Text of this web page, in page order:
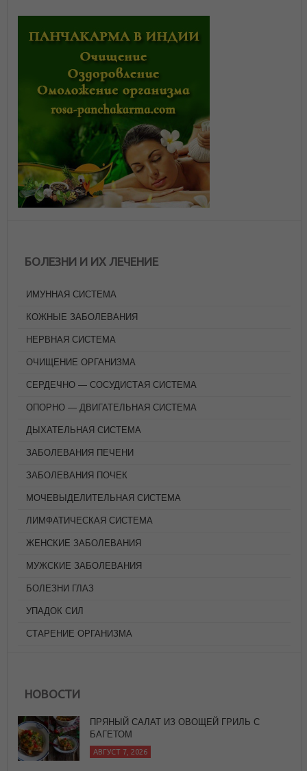
БОЛЕЗНИ И ИХ ЛЕЧЕНИЕ
ИМУННАЯ СИСТЕМА
КОЖНЫЕ ЗАБОЛЕВАНИЯ
НЕРВНАЯ СИСТЕМА
ОЧИЩЕНИЕ ОРГАНИЗМА
СЕРДЕЧНО — СОСУДИСТАЯ СИСТЕМА
ОПОРНО — ДВИГАТЕЛЬНАЯ СИСТЕМА
ДЫХАТЕЛЬНАЯ СИСТЕМА
ЗАБОЛЕВАНИЯ ПЕЧЕНИ
ЗАБОЛЕВАНИЯ ПОЧЕК
МОЧЕВЫДЕЛИТЕЛЬНАЯ СИСТЕМА
ЛИМФАТИЧЕСКАЯ СИСТЕМА
ЖЕНСКИЕ ЗАБОЛЕВАНИЯ
МУЖСКИЕ ЗАБОЛЕВАНИЯ
БОЛЕЗНИ ГЛАЗ
УПАДОК СИЛ
СТАРЕНИЕ ОРГАНИЗМА
НОВОСТИ
ПРЯНЫЙ САЛАТ ИЗ ОВОЩЕЙ ГРИЛЬ С
БАГЕТОМ
АВГУСТ 7, 2026